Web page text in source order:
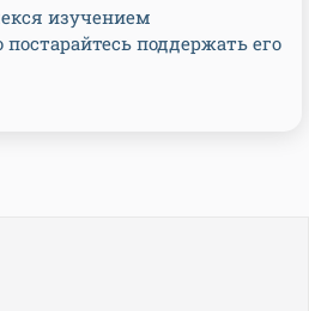
изучением
поддержать его